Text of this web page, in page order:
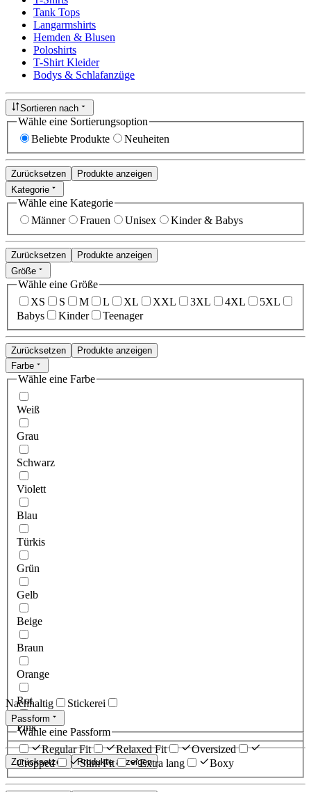
Tank Tops
Langarmshirts
Hemden & Blusen
Poloshirts
T-Shirt Kleider
Bodys & Schlafanzüge
Sortieren nach
Wähle eine Sortierungsoption
Beliebte Produkte
Neuheiten
Zurücksetzen
Produkte anzeigen
Kategorie
Wähle eine Kategorie
Männer
Frauen Unisex Kinder & Babys
Zurücksetzen
Produkte anzeigen
Größe
Wähle eine Größe
XS
S M L XL XXL 3XL 4XL
5XL
Babys
Kinder Teenager
Zurücksetzen
Produkte anzeigen
Farbe
Wähle eine Farbe
Weiß
Grau
Schwarz
Violett
Blau
Türkis
Grün
Gelb
Beige
Braun
Orange
Rot
Pink
Zurücksetzen Produkte anzeigen
Nachhaltig Stickerei
Passform
Wähle eine Passform
Regular Fit
Relaxed Fit
Oversized
Cropped
Slim Fit Extra lang Boxy